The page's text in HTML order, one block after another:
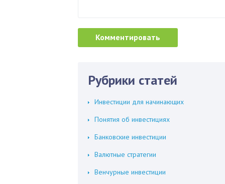
Рубрики статей
Инвестиции для начинающих
Понятия об инвестициях
Банковские инвестиции
Валютные стратегии
Венчурные инвестиции